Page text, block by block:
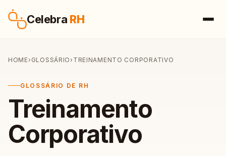
Celebra RH
HOME› GLOSSÁRIO› TREINAMENTO CORPORATIVO
GLOSSÁRIO DE RH
Treinamento
Corporativo